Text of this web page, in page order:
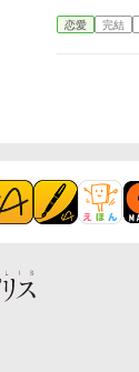
恋愛 完結